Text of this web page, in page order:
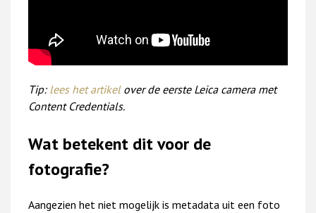
Tip: lees het artikelover de eerste Leica camera met
Content Credentials.
Wat betekent dit voor de
fotografie?
Aangezien het niet mogelijk is metadata uit een foto